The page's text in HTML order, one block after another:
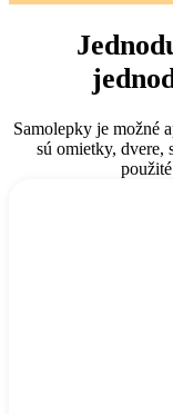
Samolepky je možné
sú omietky, dvere,